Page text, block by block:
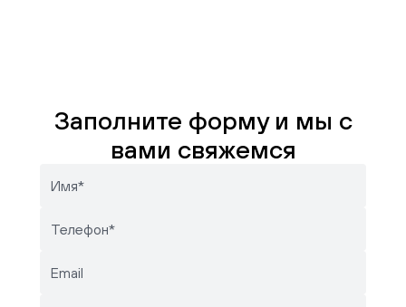
Заполните форму и мы с
вами свяжемся
Имя*
Телефон*
Email